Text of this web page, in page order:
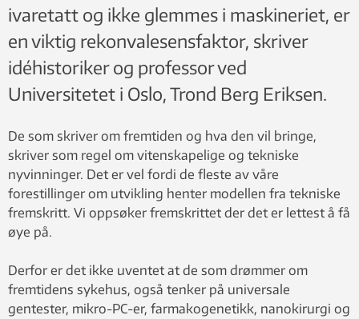
ivaretatt og ikke glemmes i maskineriet, er
en viktig rekonvalesensfaktor, skriver
idéhistoriker og professor ved
Universitetet i Oslo, Trond Berg Eriksen.
De som skriver om fremtiden og hva den vil bringe,
skriver som regel om vitenskapelige og tekniske
nyvinninger. Det er vel fordi de fleste av våre
forestillinger om utvikling henter modellen fra tekniske
fremskritt. Vi oppsøker fremskrittet der det er lettest å få
øye på.
Derfor er det ikke uventet at de som drømmer om
fremtidens sykehus, også tenker på universale
gentester, mikro-PC-er, farmakogenetikk, nanokirurgi og